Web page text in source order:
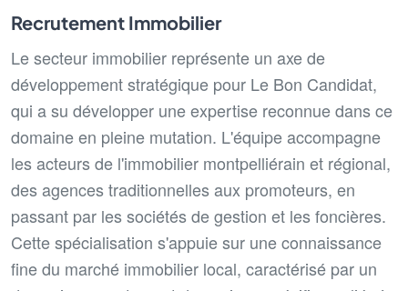
Recrutement Immobilier
Le secteur immobilier représente un axe de
développement stratégique pour Le Bon Candidat,
qui a su développer une expertise reconnue dans ce
domaine en pleine mutation. L'équipe accompagne
les acteurs de l'immobilier montpelliérain et régional,
des agences traditionnelles aux promoteurs, en
passant par les sociétés de gestion et les foncières.
Cette spécialisation s'appuie sur une connaissance
fine du marché immobilier local, caractérisé par un